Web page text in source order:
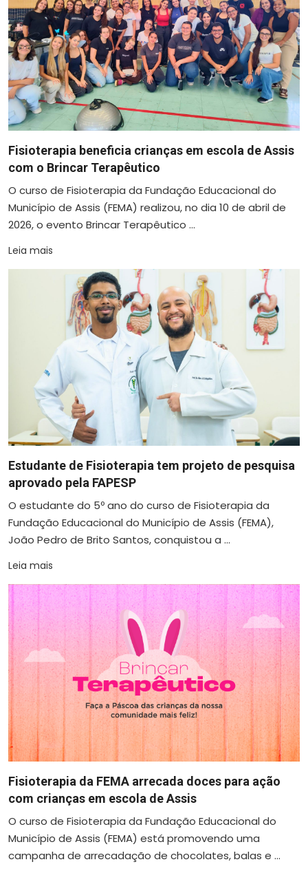
Fisioterapia beneficia crianças em escola de Assis
com o Brincar Terapêutico
O curso de Fisioterapia da Fundação Educacional do
Município de Assis (FEMA) realizou, no dia 10 de abril de
2026, o evento Brincar Terapêutico ...
Leia mais
Estudante de Fisioterapia tem projeto de pesquisa
aprovado pela FAPESP
O estudante do 5º ano do curso de Fisioterapia da
Fundação Educacional do Município de Assis (FEMA),
João Pedro de Brito Santos, conquistou a ...
Leia mais
Fisioterapia da FEMA arrecada doces para ação
com crianças em escola de Assis
O curso de Fisioterapia da Fundação Educacional do
Município de Assis (FEMA) está promovendo uma
campanha de arrecadação de chocolates, balas e ...